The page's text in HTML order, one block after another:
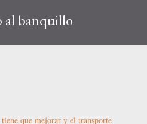
al banquillo
que mejorar y el transporte